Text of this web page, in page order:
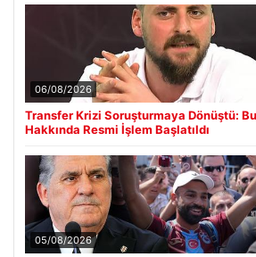
06/08/2026
Transfer Krizi Soruşturmaya Dönüştü:
Hakkında Resmi İşlem Başlatıldı
05/08/2026